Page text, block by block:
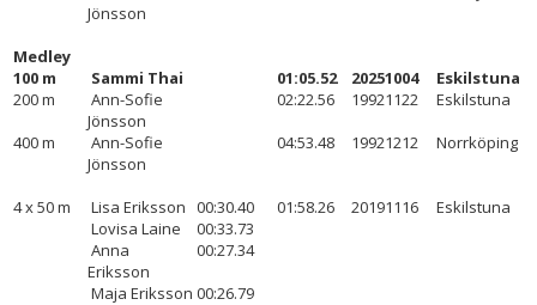
Jönsson
Medley
100 m
Sammi Thai 01:05.52 20251004
Eskilstuna
200 m
Ann-Sofie
Jönsson
02:22.56 19921122
Eskilstuna
400 m
Ann-Sofie
Jönsson
04:53.48 19921212 Norrköping
4 x 50 m Lisa Eriksson 00:30.40 01:58.26 20191116
Eskilstuna
Lovisa Laine
00:33.73
Anna
Eriksson
00:27.34
Maja Eriksson 00:26.79